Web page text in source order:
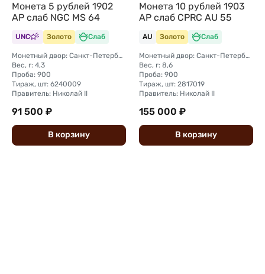
Монета 5 рублей 1902
АР слаб NGC MS 64
UNC Золото Слаб
Монетный двор: Санкт-Петербургский монетный двор
Вес, г: 4,3
Проба: 900
Тираж, шт: 6240009
Правитель: Николай II
91 500 ₽
В корзину
Монета 10 рублей 1903
АР слаб CPRC AU 55
AU Золото Слаб
Монетный двор: Санкт-Петербургский монетный двор
Вес, г: 8,6
Проба: 900
Тираж, шт: 2817019
Правитель: Николай II
155 000 ₽
В корзину